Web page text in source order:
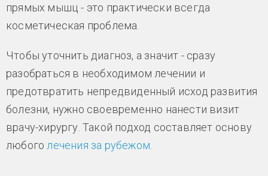
прямых мышц - это практически всегда
косметическая проблема.
Чтобы уточнить диагноз, а значит - сразу
разобраться в необходимом лечении и
предотвратить непредвиденный исход развития
болезни, нужно своевременно нанести визит
врачу-хирургу. Такой подход составляет основу
любого лечения за рубежом